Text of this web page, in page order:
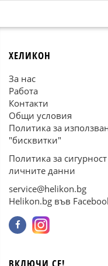
ХЕЛИКОН
За нас
Работа
Контакти
Общи условия
Политика за
"бисквитки"
Политика за
личните данни
service@helikon.bg
Helikon.bg във